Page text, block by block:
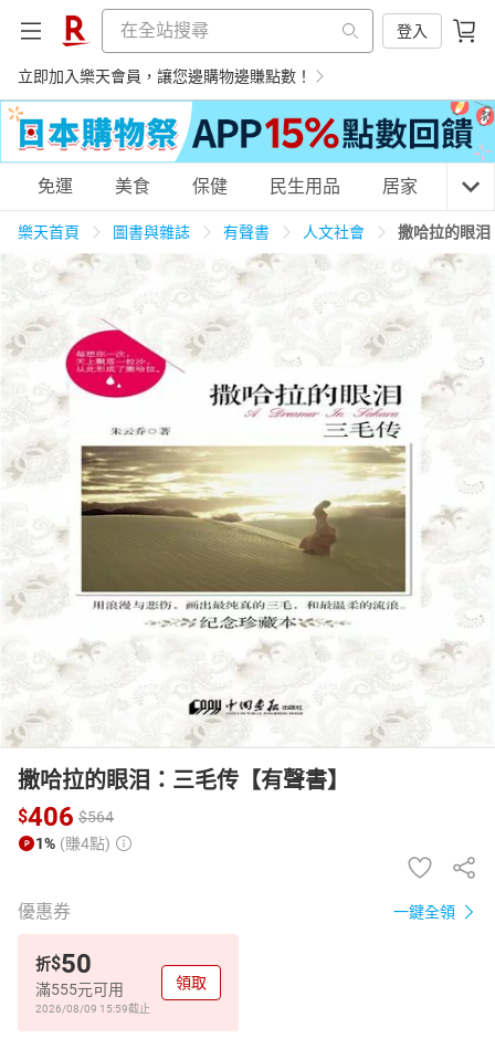
登入
立即加入樂天會員，讓您邊購物邊賺點數！
購物網分類
天天免運 美食蛋糕 養生保健 民生用品
居家生活 3C家電 運動休閒 親子玩具
女裝 男裝 情趣用品
日本購物
HOT
免運 美食 保健 民生用品 居家 3C
樂天首頁 圖書與雜誌 有聲書 人文社會 撒哈拉的眼
撒哈拉的眼泪：三毛传【有聲書】
$406 $564
1% (賺4點)
優惠券 一鍵全領
折$50
滿555元可用
2026/08/09 15:59截止
領取